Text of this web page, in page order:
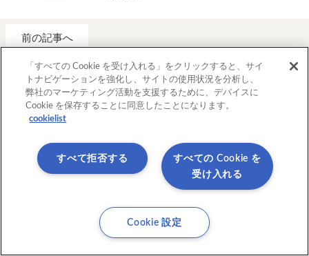
前の記事へ
おすすめの記事
バーチャルは「偽物」ではなく「本質」？ア
イデアを具現化するMR専門工房 HoloDive に
「すべての Cookie を受け入れる」をクリックすると、サイ
トナビゲーションを強化し、サイトの使用状況を分析し、
弊社のマーケティング活動を支援するために、デバイスに
Cookie を保存することに同意したことになります。
cookielist
すべての Cookie を
受け入れる
すべて拒否する
Cookie 設定